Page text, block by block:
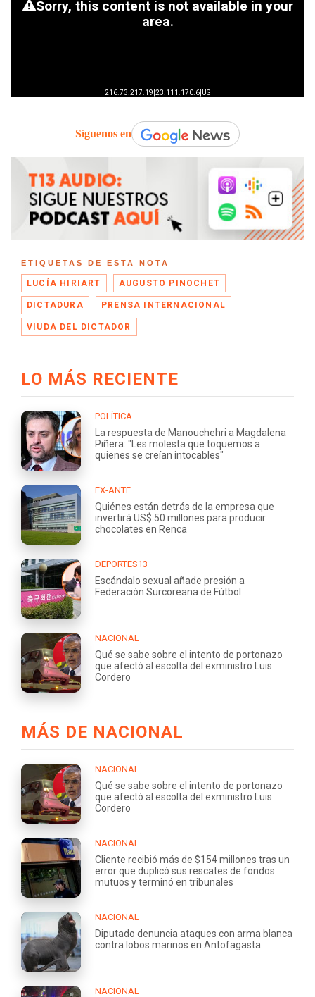
Síguenos en
ETIQUETAS DE ESTA NOTA
LUCÍA HIRIART AUGUSTO PINOCHET
DICTADURA PRENSA INTERNACIONAL
VIUDA DEL DICTADOR
LO MÁS RECIENTE
POLÍTICA
La respuesta de Manouchehri a Magdalena
Piñera: "Les molesta que toquemos a
quienes se creían intocables"
EX-ANTE
Quiénes están detrás de la empresa que
invertirá US$ 50 millones para producir
chocolates en Renca
DEPORTES13
Escándalo sexual añade presión a
Federación Surcoreana de Fútbol
NACIONAL
Qué se sabe sobre el intento de portonazo
que afectó al escolta del exministro Luis
Cordero
MÁS DE NACIONAL
NACIONAL
Qué se sabe sobre el intento de portonazo
que afectó al escolta del exministro Luis
Cordero
NACIONAL
Cliente recibió más de $154 millones tras un
error que duplicó sus rescates de fondos
mutuos y terminó en tribunales
NACIONAL
Diputado denuncia ataques con arma blanca
contra lobos marinos en Antofagasta
NACIONAL